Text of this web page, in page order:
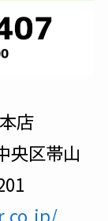
店
央区帯山